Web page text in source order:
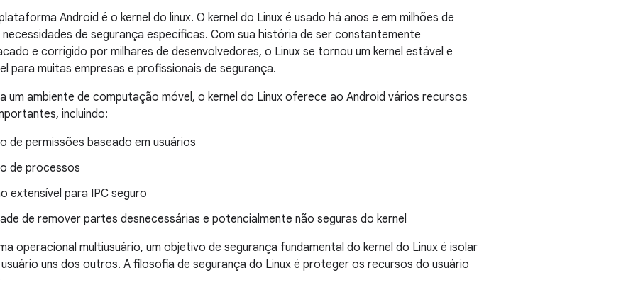
Android é o kernel do linux. O kernel do Linux é usado há anos e em milhões de
de segurança específicas. Com sua história de ser constantemente
e corrigido por milhares de desenvolvedores, o Linux se tornou um kernel estável e
para muitas empresas e profissionais de segurança.
um ambiente de computação móvel, o kernel do Linux oferece ao Android vários recursos
incluindo:
de permissões baseado em usuários
de processos
extensível para IPC seguro
de remover partes desnecessárias e potencialmente não seguras do kernel
operacional multiusuário, um objetivo de segurança fundamental do kernel do Linux é isolar
uns dos outros. A filosofia de segurança do Linux é proteger os recursos do usuário